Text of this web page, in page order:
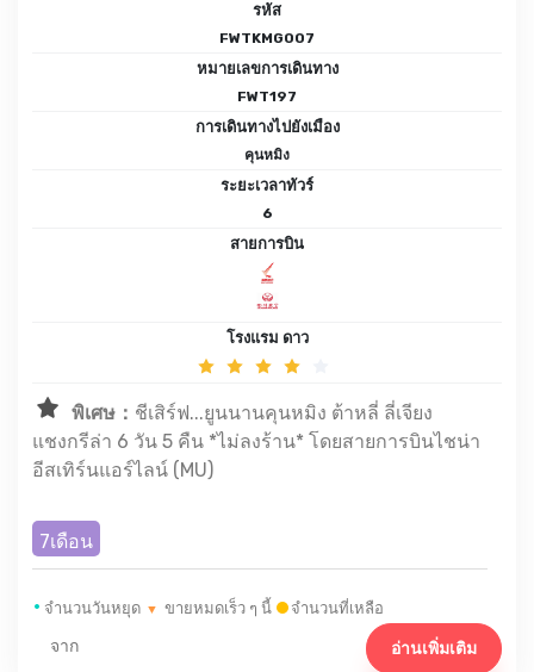
รหัส
FWTKMG007
หมายเลขการเดินทาง
FWT197
การเดินทางไปยังเมือง
คุนหมิง
ระยะเวลาทัวร์
6
สายการบิน
โรงแรม ดาว
พิเศษ： ชีเสิร์ฟ...ยูนนานคุนหมิง ต้าหลี่ ลี่เจียง
แชงกรีล่า 6 วัน 5 คืน *ไม่ลงร้าน* โดยสายการบินไชน่า
อีสเทิร์นแอร์ไลน์ (MU)
7เดือน
• จำนวนวันหยุด ▼ ขายหมดเร็ว ๆ นี้ จำนวนที่เหลือ
จาก อ่านเพิ่มเติม